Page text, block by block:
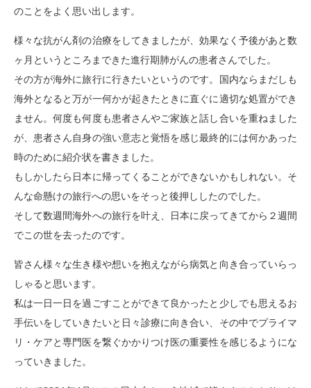
のことをよく思い出します。
様々な抗がん剤の治療をしてきましたが、効果なく予後があと数
ヶ月というところまできた進行期肺がんの患者さんでした。
その方が海外に旅行に行きたいというのです。国内ならまだしも
海外となると万が一何かが起きたときに直ぐに適切な処置ができ
ません。何度も何度も患者さんやご家族と話し合いを重ねました
が、患者さん自身の強い意志と覚悟を感じ最終的には何かあった
時のために紹介状を書きました。
もしかしたら日本に帰ってくることができないかもしれない。そ
んな命懸けの旅行への思いをそっと後押ししたのでした。
そして数週間海外への旅行を叶え、日本に戻ってきてから２週間
でこの世を去ったのです。
皆さん様々な生き様や想いを抱えながら病気と向き合っていらっ
しゃると思います。
私は一日一日を過ごすことができて良かったと少しでも思えるお
手伝いをしていきたいと日々診療に向き合い、その中でプライマ
リ・ケアと専門医を繋ぐかかりつけ医の重要性を感じるようにな
っていきました。